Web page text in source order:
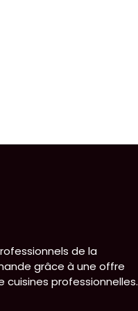
de la
grâce à une offre
professionnelles.